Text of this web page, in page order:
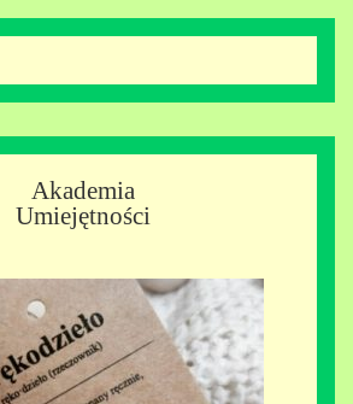
Akademia
Umiejętności